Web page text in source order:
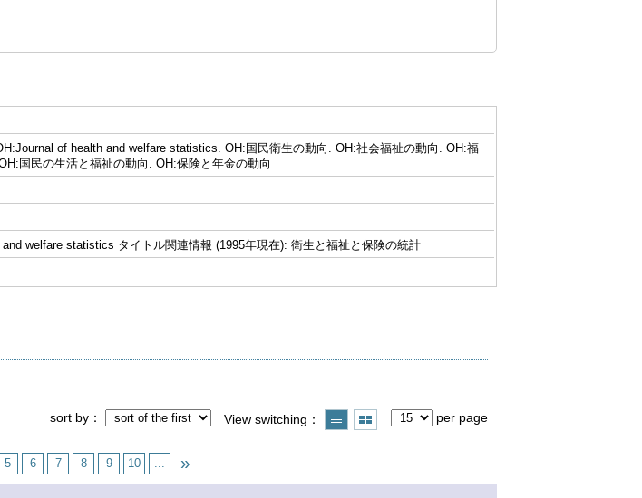
of health and welfare statistics. OH:国民衛生の動向. OH:社会福祉の動向. OH:福
国民の生活と福祉の動向. OH:保険と年金の動向
welfare statistics タイトル関連情報 (1995年現在): 衛生と福祉と保険の統計
sort by
View switching per page
5 6 7 8 9 10 ...